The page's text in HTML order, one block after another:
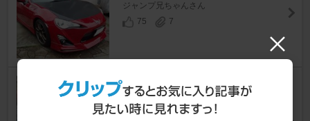
ジャンプ兄ちゃんさん
75
7
86 全塗装 ＋ ワイド化
86 [ZN6]
HARU@86さん